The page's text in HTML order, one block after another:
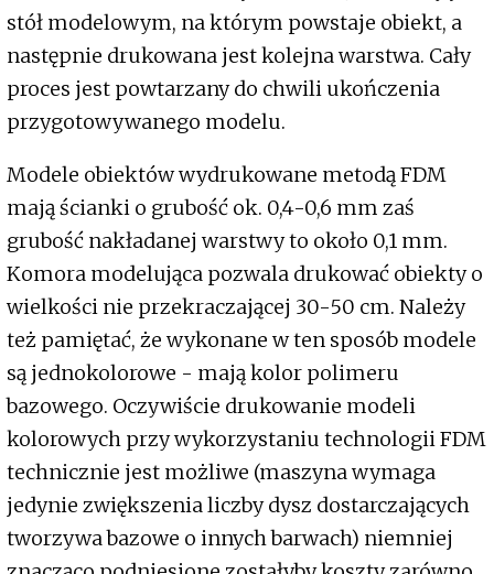
stół modelowym, na którym powstaje obiekt, a
następnie drukowana jest kolejna warstwa. Cały
proces jest powtarzany do chwili ukończenia
przygotowywanego modelu.
Modele obiektów wydrukowane metodą FDM
mają ścianki o grubość ok. 0,4-0,6 mm zaś
grubość nakładanej warstwy to około 0,1 mm.
Komora modelująca pozwala drukować obiekty o
wielkości nie przekraczającej 30-50 cm. Należy
też pamiętać, że wykonane w ten sposób modele
są jednokolorowe - mają kolor polimeru
bazowego. Oczywiście drukowanie modeli
kolorowych przy wykorzystaniu technologii FDM
technicznie jest możliwe (maszyna wymaga
jedynie zwiększenia liczby dysz dostarczających
tworzywa bazowe o innych barwach) niemniej